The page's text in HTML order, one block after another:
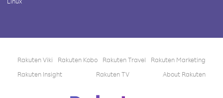
Rakuten Viki Rakuten Kobo Rakuten Travel
Rakuten Marketing
Rakuten Insight
Rakuten TV About Rakuten